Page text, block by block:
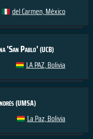
del Carmen, México
'San Pablo'(UCB)
LA PAZ, Bolivia
(UMSA)
La Paz, Bolivia